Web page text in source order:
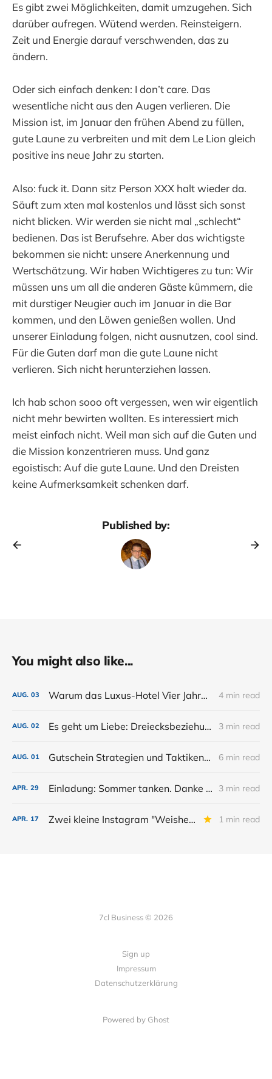
Es gibt zwei Möglichkeiten, damit umzugehen. Sich
darüber aufregen. Wütend werden. Reinsteigern.
Zeit und Energie darauf verschwenden, das zu
ändern.
Oder sich einfach denken: I don’t care. Das
wesentliche nicht aus den Augen verlieren. Die
Mission ist, im Januar den frühen Abend zu füllen,
gute Laune zu verbreiten und mit dem Le Lion gleich
positive ins neue Jahr zu starten.
Also: fuck it. Dann sitz Person XXX halt wieder da.
Säuft zum xten mal kostenlos und lässt sich sonst
nicht blicken. Wir werden sie nicht mal „schlecht“
bedienen. Das ist Berufsehre. Aber das wichtigste
bekommen sie nicht: unsere Anerkennung und
Wertschätzung. Wir haben Wichtigeres zu tun: Wir
müssen uns um all die anderen Gäste kümmern, die
mit durstiger Neugier auch im Januar in die Bar
kommen, und den Löwen genießen wollen. Und
unserer Einladung folgen, nicht ausnutzen, cool sind.
Für die Guten darf man die gute Laune nicht
verlieren. Sich nicht herunterziehen lassen.
Ich hab schon sooo oft vergessen, wen wir eigentlich
nicht mehr bewirten wollten. Es interessiert mich
meist einfach nicht. Weil man sich auf die Guten und
die Mission konzentrieren muss. Und ganz
egoistisch: Auf die gute Laune. Und den Dreisten
keine Aufmerksamkeit schenken darf.
Published by:
You might also like...
AUG. 03 Warum das Luxus-Hotel Vier Jahreszeiten meine Gutschein-Strategie erweitert hat. 4 min read
AUG. 02 Es geht um Liebe: Dreiecksbeziehungen bei Geschenkgutscheinen 3 min read
AUG. 01 Gutschein Strategien und Taktiken: Breakage 6 min read
APR. 29 Einladung: Sommer tanken. Danke Kostas. 3 min read
APR. 17 Zwei kleine Instagram "Weisheiten" 1 min read
7cl Business © 2026
Sign up
Impressum
Datenschutzerklärung
Powered by Ghost